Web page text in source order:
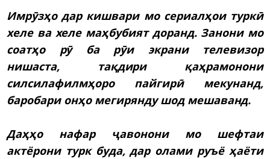
Имрӯзҳо дар кишвари мо сериалҳои туркӣ
хеле ва хеле маҳбубият доранд. Занони мо
соатҳо рӯ ба рӯи экрани телевизор
нишаста, тақдири қаҳрамонони
силсилафилмҳоро пайгирӣ мекунанд,
баробари онҳо мегирянду шод мешаванд.
Даҳҳо нафар ҷавонони мо шефтаи
актёрони турк буда, дар олами руъё ҳаёти